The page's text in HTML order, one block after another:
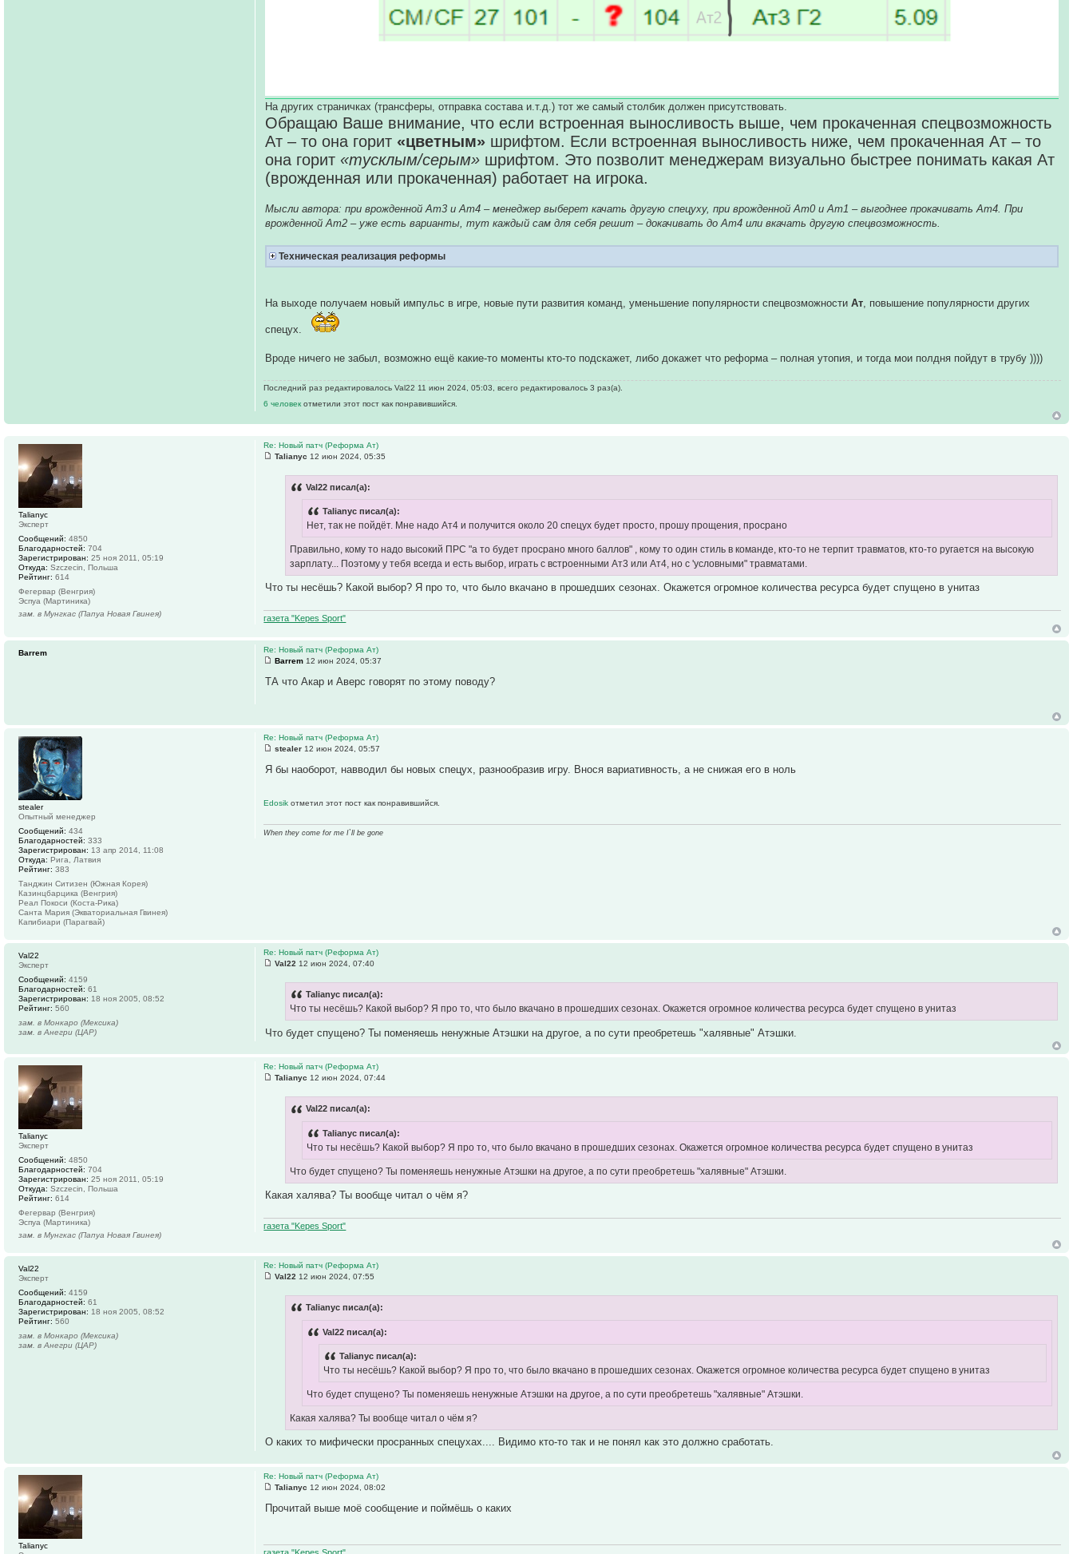
На других страничках (трансферы, отправка состава и.т.д.) тот же самый столбик должен присутствовать.
Обращаю Ваше внимание, что если встроенная выносливость выше, чем прокаченная спецвозможность
Ат – то она горит «цветным» шрифтом. Если встроенная выносливость ниже, чем прокаченная Ат – то
она горит «тусклым/серым» шрифтом. Это позволит менеджерам визуально быстрее понимать какая Ат
(врожденная или прокаченная) работает на игрока.
Мысли автора: при врожденной Ат3 и Ат4 – менеджер выберет качать другую спецуху, при врожденной Ат0 и Ат1 – выгоднее прокачивать Ат4. При
врожденной Ат2 – уже есть варианты, тут каждый сам для себя решит – докачивать до Ат4 или вкачать другую спецвозможность.
Техническая реализация реформы
На выходе получаем новый импульс в игре, новые пути развития команд, уменьшение популярности спецвозможностиАт, повышение популярности других
спецух.
Вроде ничего не забыл, возможно ещё какие-то моменты кто-то подскажет, либо докажет что реформа – полная утопия, и тогда мои полдня пойдут в трубу ))))
Последний раз редактировалось Val22 11 июн 2024, 05:03, всего редактировалось 3 раз(а).
6 человекотметили этот пост как понравившийся.
Re: Новый патч (Реформа Ат)
Talianyc 12 июн 2024, 05:35
Val22 писал(а):
Talianyc писал(а):
Нет, так не пойдёт. Мне надо Ат4 и получится около 20 спецух будет просто, прошу прощения, просрано
Правильно, кому то надо высокий ПРС "а то будет просрано много баллов" , кому то один стиль в команде, кто-то не терпит травматов, кто-то ругается на высокую
зарплату... Поэтому у тебя всегда и есть выбор, играть с встроенными Ат3 или Ат4, но с 'условными" травматами.
Что ты несёшь? Какой выбор? Я про то, что было вкачано в прошедших сезонах. Окажется огромное количества ресурса будет спущено в унитаз
газета "Kepes Sport"
Talianyc
Эксперт
Сообщений: 4850
Благодарностей: 704
Зарегистрирован: 25 ноя 2011, 05:19
Откуда: Szczecin, Польша
Рейтинг: 614
Фегервар (Венгрия)
Эспуа (Мартиника)
зам. в Мунгкас (Папуа Новая Гвинея)
Re: Новый патч (Реформа Ат)
Barrem 12 июн 2024, 05:37
ТА что Акар и Аверс говорят по этому поводу?
Barrem
Re: Новый патч (Реформа Ат)
stealer 12 июн 2024, 05:57
Я бы наоборот, навводил бы новых спецух, разнообразив игру. Внося вариативность, а не снижая его в ноль
Edosikотметил этот пост как понравившийся.
When they come for me I`ll be gone
stealer
Опытный менеджер
Сообщений: 434
Благодарностей: 333
Зарегистрирован: 13 апр 2014, 11:08
Откуда: Рига, Латвия
Рейтинг: 383
Танджин Ситизен (Южная Корея)
Казинцбарцика (Венгрия)
Реал Покоси (Коста-Рика)
Санта Мария (Экваториальная Гвинея)
Капибиари (Парагвай)
Re: Новый патч (Реформа Ат)
Val22 12 июн 2024, 07:40
Talianyc писал(а):
Что ты несёшь? Какой выбор? Я про то, что было вкачано в прошедших сезонах. Окажется огромное количества ресурса будет спущено в унитаз
Что будет спущено? Ты поменяешь ненужные Атэшки на другое, а по сути преобретешь "халявные" Атэшки.
Val22
Эксперт
Сообщений: 4159
Благодарностей: 61
Зарегистрирован: 18 ноя 2005, 08:52
Рейтинг: 560
зам. в Монкаро (Мексика)
зам. в Анегри (ЦАР)
Re: Новый патч (Реформа Ат)
Talianyc 12 июн 2024, 07:44
Val22 писал(а):
Talianyc писал(а):
Что ты несёшь? Какой выбор? Я про то, что было вкачано в прошедших сезонах. Окажется огромное количества ресурса будет спущено в унитаз
Что будет спущено? Ты поменяешь ненужные Атэшки на другое, а по сути преобретешь "халявные" Атэшки.
Какая халява? Ты вообще читал о чём я?
газета "Kepes Sport"
Talianyc
Эксперт
Сообщений: 4850
Благодарностей: 704
Зарегистрирован: 25 ноя 2011, 05:19
Откуда: Szczecin, Польша
Рейтинг: 614
Фегервар (Венгрия)
Эспуа (Мартиника)
зам. в Мунгкас (Папуа Новая Гвинея)
Re: Новый патч (Реформа Ат)
Val22 12 июн 2024, 07:55
Talianyc писал(а):
Val22 писал(а):
Talianyc писал(а):
Что ты несёшь? Какой выбор? Я про то, что было вкачано в прошедших сезонах. Окажется огромное количества ресурса будет спущено в унитаз
Что будет спущено? Ты поменяешь ненужные Атэшки на другое, а по сути преобретешь "халявные" Атэшки.
Какая халява? Ты вообще читал о чём я?
О каких то мифически просранных спецухах.... Видимо кто-то так и не понял как это должно сработать.
Val22
Эксперт
Сообщений: 4159
Благодарностей: 61
Зарегистрирован: 18 ноя 2005, 08:52
Рейтинг: 560
зам. в Монкаро (Мексика)
зам. в Анегри (ЦАР)
Re: Новый патч (Реформа Ат)
Talianyc 12 июн 2024, 08:02
Прочитай выше моё сообщение и поймёшь о каких
Talianyc